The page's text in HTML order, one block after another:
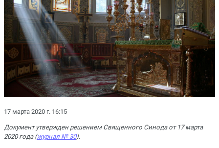
17 марта 2020 г. 16:15
Документ утвержден решением Священного Синода от 17 марта
2020 года (журнал № 30).